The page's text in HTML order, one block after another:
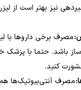
نیز بهتر است از
مصرف برخی داروها با
باشد. حتما با پزشک
کنید.
مصرف آنتی‌بیوتیک‌ها هم